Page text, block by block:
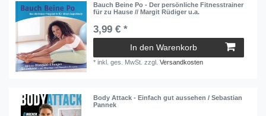
Bauch Beine Po - Der persönliche Fitnesstrainer
für zu Hause // Margit Rüdiger u.a.
3,99 € *
In den Warenkorb
*inkl. ges. MwSt. zzgl.Versandkosten
Body Attack - Einfach gut aussehen / Sebastian
Pannek